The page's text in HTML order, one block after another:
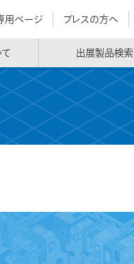
用ページ プレスの方へ
出展製品検索